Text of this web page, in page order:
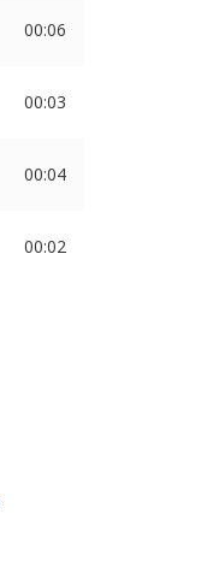
00:06
00:03
00:04
00:02